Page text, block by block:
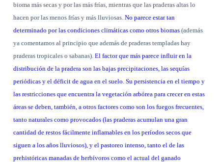
bioma más secas y por las más frías, mientras que las praderas altas lo
hacen por las menos frías y más lluviosas. No parece estar tan
determinado por las condiciones climáticas como otros biomas (además
ya comentamos al principio que además de praderas templadas hay
praderas tropicales o sabanas). El factor que más parece influir en la
distribución de la pradera son las bajas precipitaciones, las sequías
periódicas y el déficit de agua en el suelo. Su persistencia en el tiempo y
las restricciones que encuentra la vegetación arbórea para crecer en estas
áreas se deben, también, a otros factores como son los fuegos frecuentes,
tanto naturales como provocados (las praderas acumulan una gran
cantidad de restos fácilmente inflamables en los períodos secos que
siguen a los años lluviosos), y el pastoreo intenso, tanto el de las
prehistóricas manadas de herbívoros como el actual del ganado